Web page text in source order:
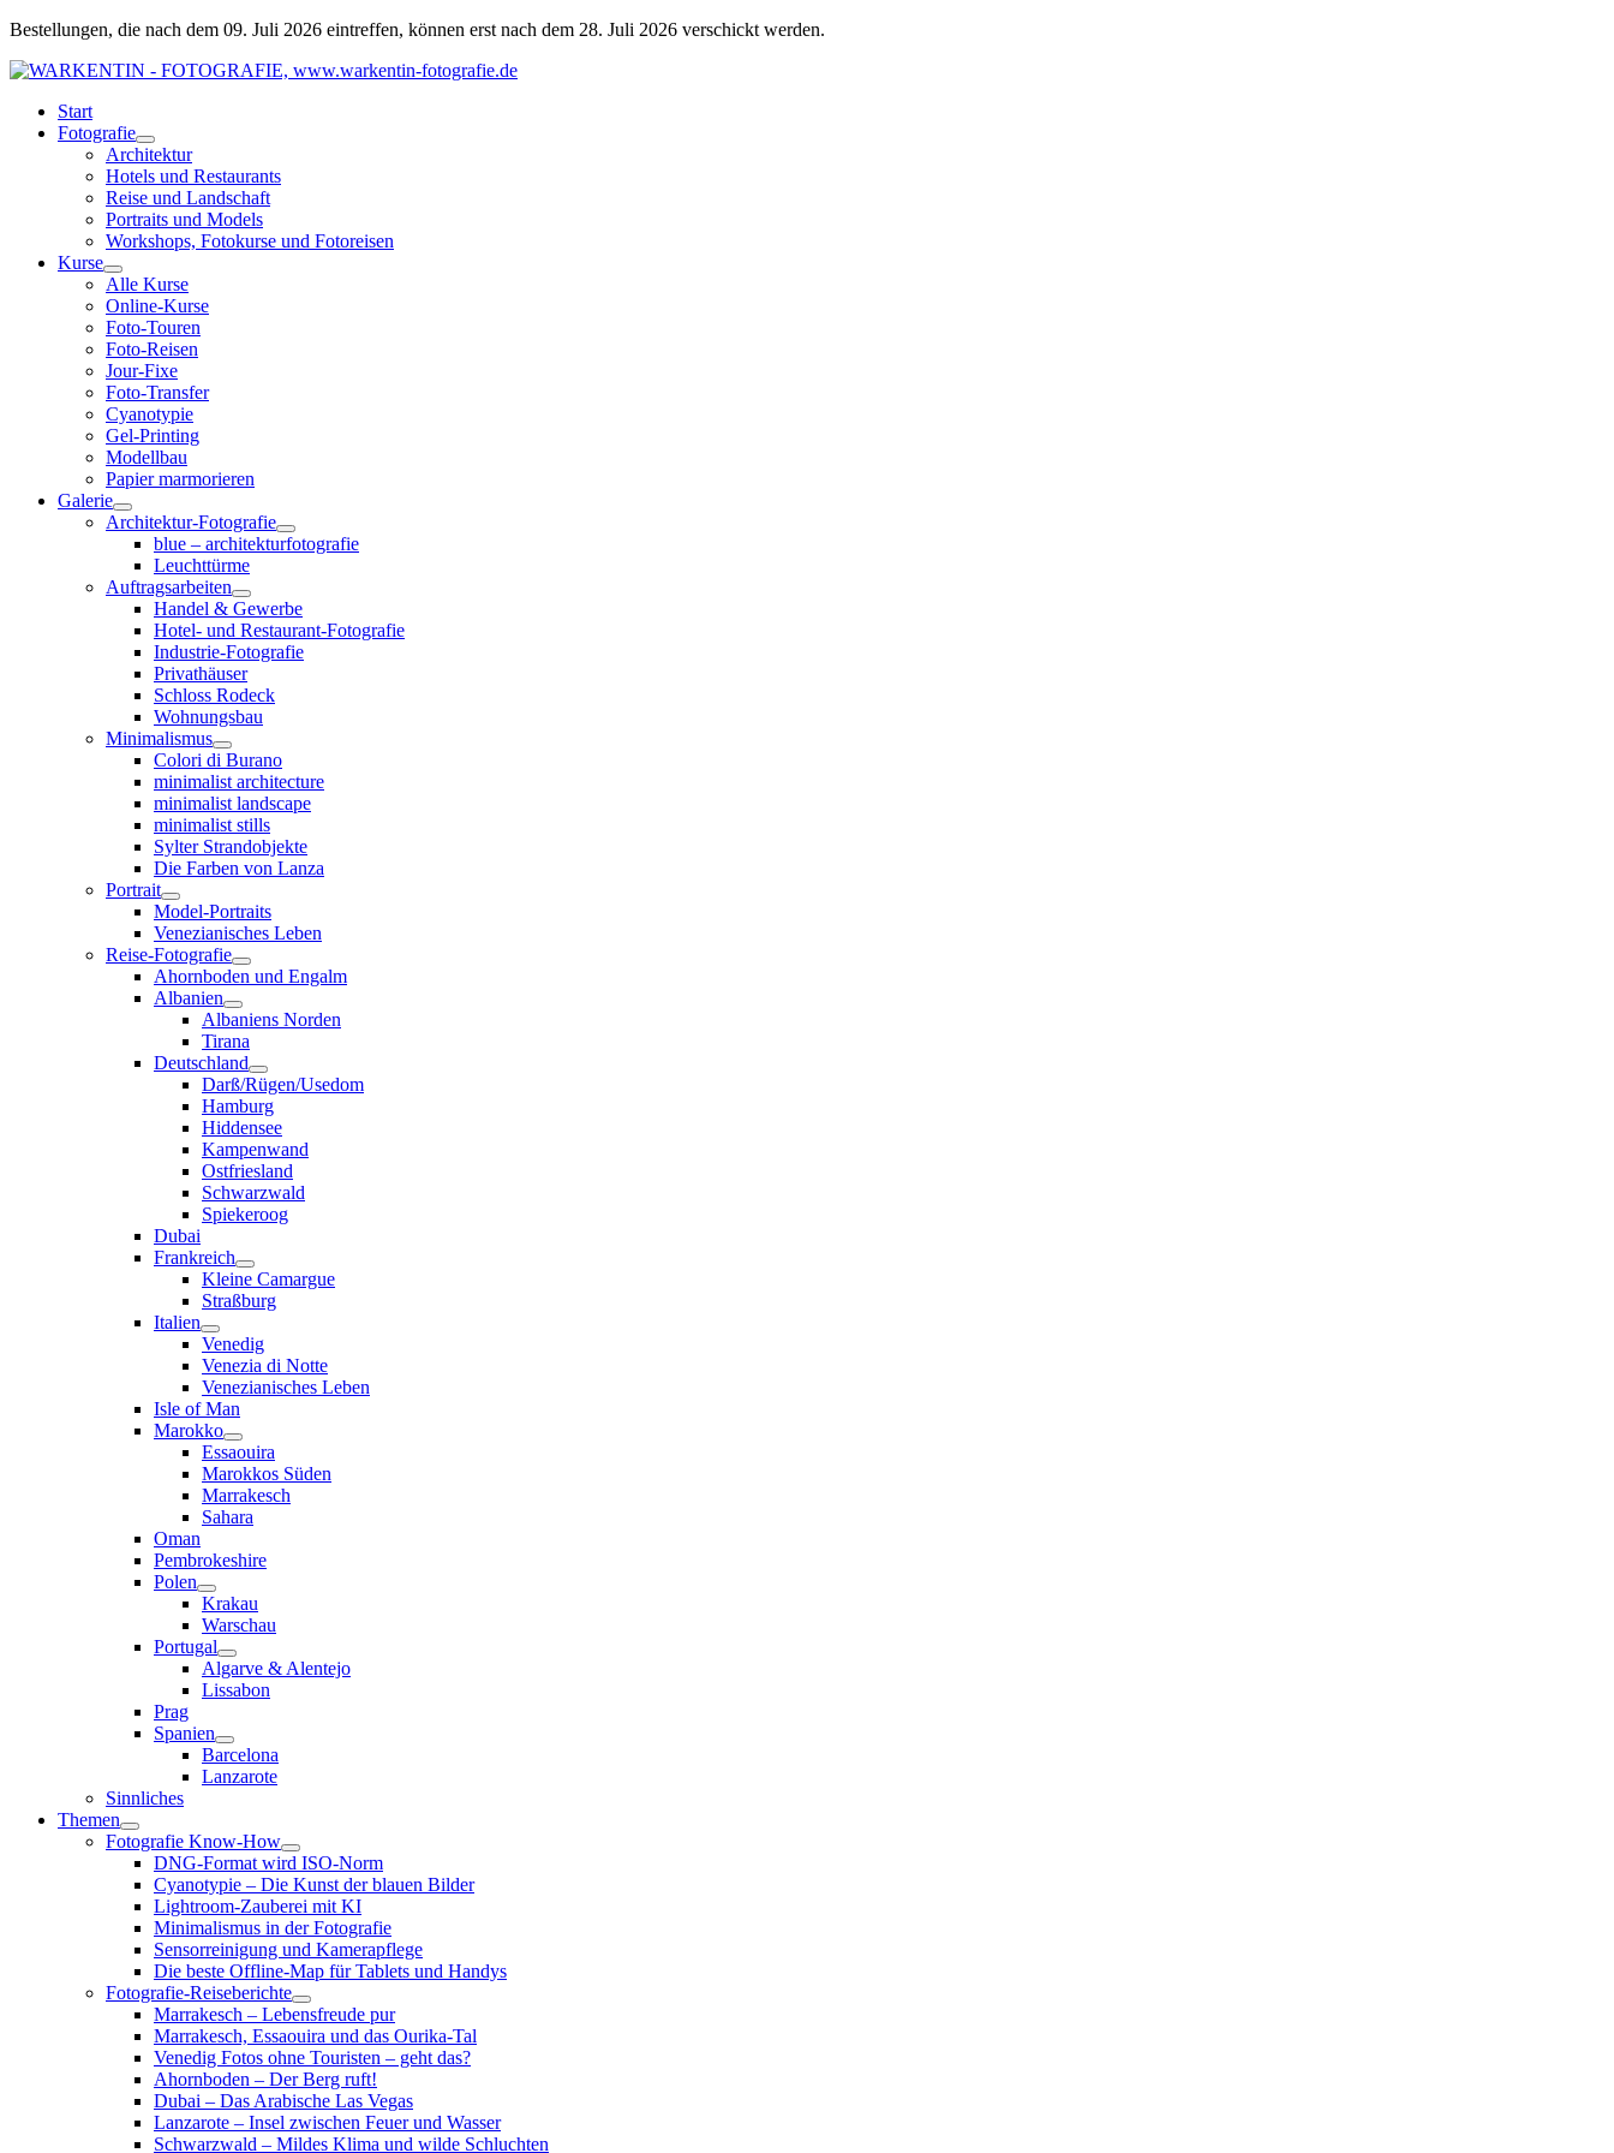
Zum
springen
Bestellungen, die nach dem 09. Juli 2026 eintreffen, können erst nach dem 28. Juli 2026 verschickt werden.
Start
Fotografie
Architektur
Hotels und Restaurants
Reise und Landschaft
Portraits und Models
Workshops, Fotokurse und Fotoreisen
Kurse
Alle Kurse
Online-Kurse
Foto-Touren
Foto-Reisen
Jour-Fixe
Foto-Transfer
Cyanotypie
Gel-Printing
Modellbau
Papier marmorieren
Galerie
Architektur-Fotografie
blue – architekturfotografie
Leuchttürme
Auftragsarbeiten
Handel & Gewerbe
Hotel- und Restaurant-Fotografie
Industrie-Fotografie
Privathäuser
Schloss Rodeck
Wohnungsbau
Minimalismus
Colori di Burano
minimalist architecture
minimalist landscape
minimalist stills
Sylter Strandobjekte
Die Farben von Lanza
Portrait
Model-Portraits
Venezianisches Leben
Reise-Fotografie
Ahornboden und Engalm
Albanien
Albaniens Norden
Tirana
Deutschland
Darß/Rügen/Usedom
Hamburg
Hiddensee
Kampenwand
Ostfriesland
Schwarzwald
Spiekeroog
Dubai
Frankreich
Kleine Camargue
Straßburg
Italien
Venedig
Venezia di Notte
Venezianisches Leben
Isle of Man
Marokko
Essaouira
Marokkos Süden
Marrakesch
Sahara
Oman
Pembrokeshire
Polen
Krakau
Warschau
Portugal
Algarve & Alentejo
Lissabon
Prag
Spanien
Barcelona
Lanzarote
Sinnliches
Themen
Fotografie Know-How
DNG-Format wird ISO-Norm
Cyanotypie – Die Kunst der blauen Bilder
Lightroom-Zauberei mit KI
Minimalismus in der Fotografie
Sensorreinigung und Kamerapflege
Die beste Offline-Map für Tablets und Handys
Fotografie-Reiseberichte
Marrakesch – Lebensfreude pur
Marrakesch, Essaouira und das Ourika-Tal
Venedig Fotos ohne Touristen – geht das?
Ahornboden – Der Berg ruft!
Dubai – Das Arabische Las Vegas
Lanzarote – Insel zwischen Feuer und Wasser
Schwarzwald – Mildes Klima und wilde Schluchten